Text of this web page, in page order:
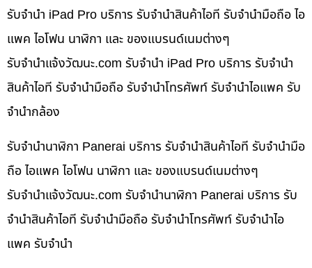
รับจำนำ iPad Pro บริการ รับจำนำสินค้าไอที รับจำนำมือถือ ไอ
แพค ไอโฟน นาฬิกา และ ของแบรนด์เนมต่างๆ
รับจํานําแจ้งวัฒนะ.com รับจำนำ iPad Pro บริการ รับจำนำ
สินค้าไอที รับจำนำมือถือ รับจำนำโทรศัพท์ รับจำนำไอแพค รับ
จำนำกล้อง
รับจำนำนาฬิกา Panerai บริการ รับจำนำสินค้าไอที รับจำนำมือ
ถือ ไอแพค ไอโฟน นาฬิกา และ ของแบรนด์เนมต่างๆ
รับจํานําแจ้งวัฒนะ.com รับจำนำนาฬิกา Panerai บริการ รับ
จำนำสินค้าไอที รับจำนำมือถือ รับจำนำโทรศัพท์ รับจำนำไอ
แพค รับจำนำ